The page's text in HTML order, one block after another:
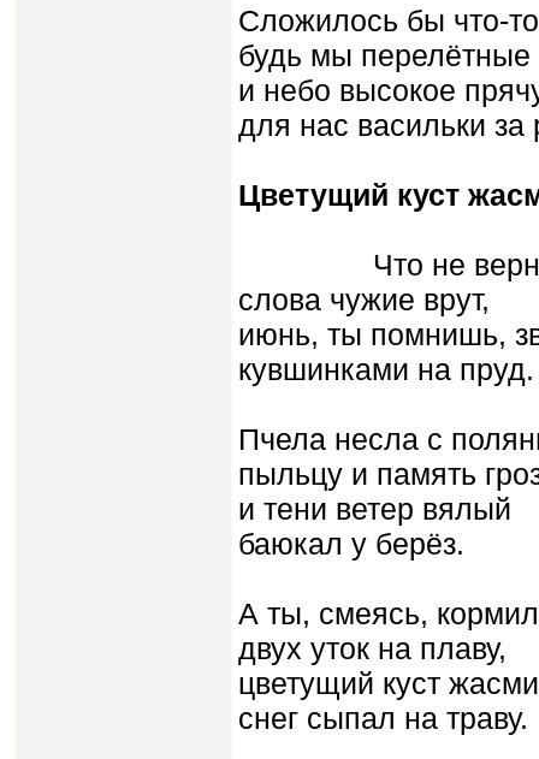
Сложилось бы что-
будь мы перелётные
и небо высокое
для нас васильки за
Цветущий куст
Что не
слова чужие врут,
июнь, ты помнишь,
кувшинками на пруд.
Пчела несла с
пыльцу и память
и тени ветер вялый
баюкал у берёз.
А ты, смеясь,
двух уток на плаву,
цветущий куст
снег сыпал на траву.